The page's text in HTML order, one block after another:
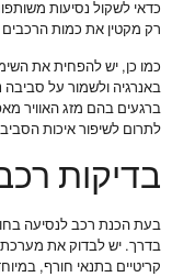
כדאי לשקול נסיעות
רק מקטין את כמות
כמו כן, יש להפחית את
באנרגיה ולשמור על סביבה
ברגעים בהם מזג האוויר
לתרום לשיפור איכות
בדיקות
בעת הכנת רכב לנסיעה
בדרך. יש לבדוק את
קריטיים בתנאי חורף,